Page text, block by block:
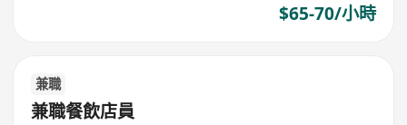
$65-70/小時
兼職
兼職餐飲店員